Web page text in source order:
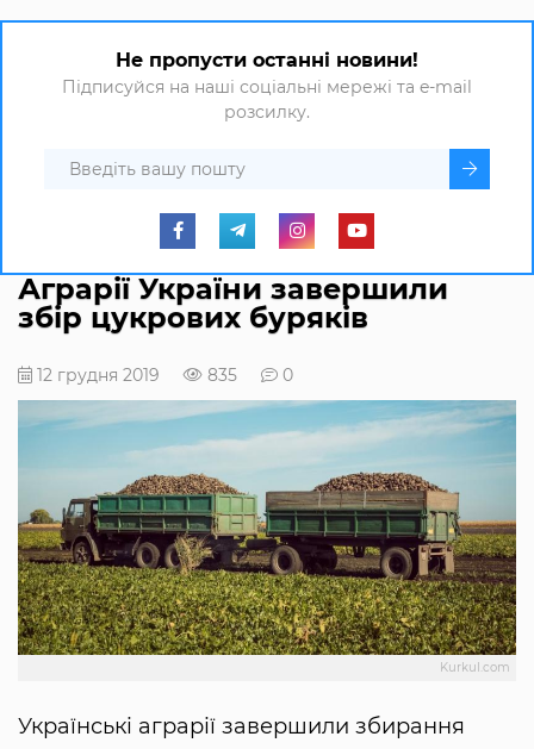
Не пропусти останні новини!
Підписуйся на наші соціальні мережі та e-mail
розсилку.
Аграрії України завершили
збір цукрових буряків
12 грудня 2019 835 0
Kurkul.com
Українські аграрії завершили збирання